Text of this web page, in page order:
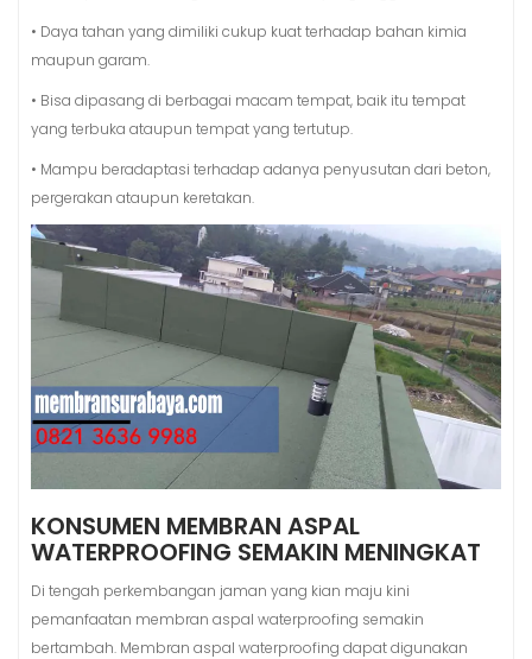
• Daya tahan yang dimiliki cukup kuat terhadap bahan kimia
maupun garam.
• Bisa dipasang di berbagai macam tempat, baik itu tempat
yang terbuka ataupun tempat yang tertutup.
• Mampu beradaptasi terhadap adanya penyusutan dari beton,
pergerakan ataupun keretakan.
KONSUMEN MEMBRAN ASPAL
WATERPROOFING SEMAKIN MENINGKAT
Di tengah perkembangan jaman yang kian maju kini
pemanfaatan membran aspal waterproofing semakin
bertambah. Membran aspal waterproofing dapat digunakan